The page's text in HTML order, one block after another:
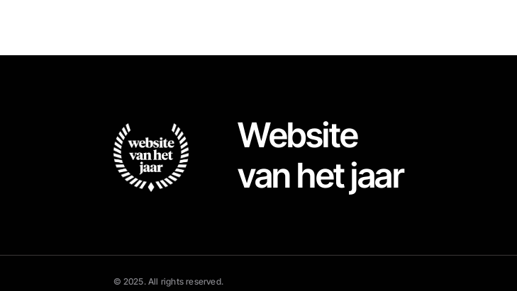
Website
van het jaar
© 2025. All rights reserved.